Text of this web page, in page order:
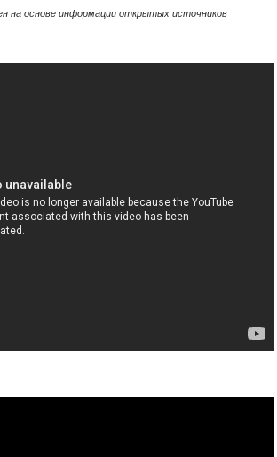
на основе информации открытых источников